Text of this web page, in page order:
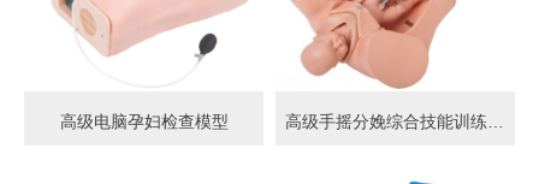
高级电脑孕妇检查模型 高级手摇分娩综合技能训练模型